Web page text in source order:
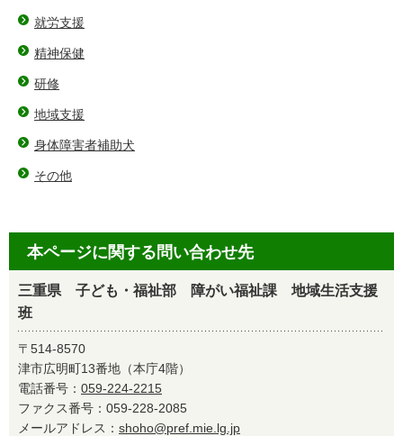
就労支援
精神保健
研修
地域支援
身体障害者補助犬
その他
本ページに関する問い合わせ先
三重県 子ども・福祉部 障がい福祉課 地域生活支援
班
〒514-8570
津市広明町13番地（本庁4階）
電話番号： 059-224-2215
ファクス番号：059-228-2085
メールアドレス： shoho@pref.mie.lg.jp